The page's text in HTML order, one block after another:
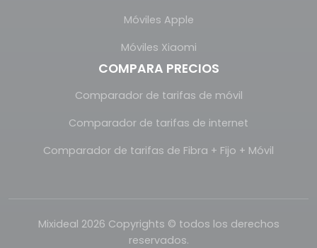
Móviles Apple
Móviles Xiaomi
COMPARA PRECIOS
Comparador de tarifas de móvil
Comparador de tarifas de internet
Comparador de tarifas de Fibra + Fijo + Móvil
Mixideal 2026 Copyrights © todos los derechos
reservados.